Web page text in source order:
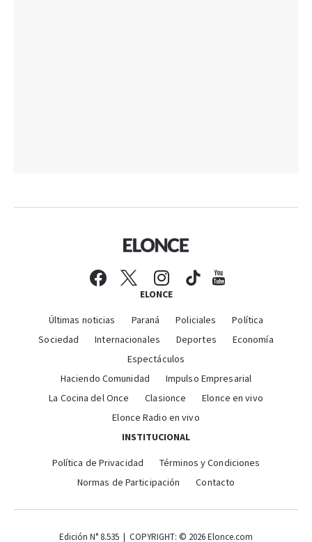
ELONCE
Últimas noticias Paraná Policiales
Política
Sociedad
Internacionales Deportes
Economía
Espectáculos
Haciendo Comunidad
Impulso Empresarial
La Cocina del Once
Clasionce
Elonce en vivo
Elonce Radio en vivo
INSTITUCIONAL
Política de Privacidad
Términos y Condiciones
Normas de Participación
Contacto
Edición N° 8.535 | COPYRIGHT: © 2026 Elonce.com